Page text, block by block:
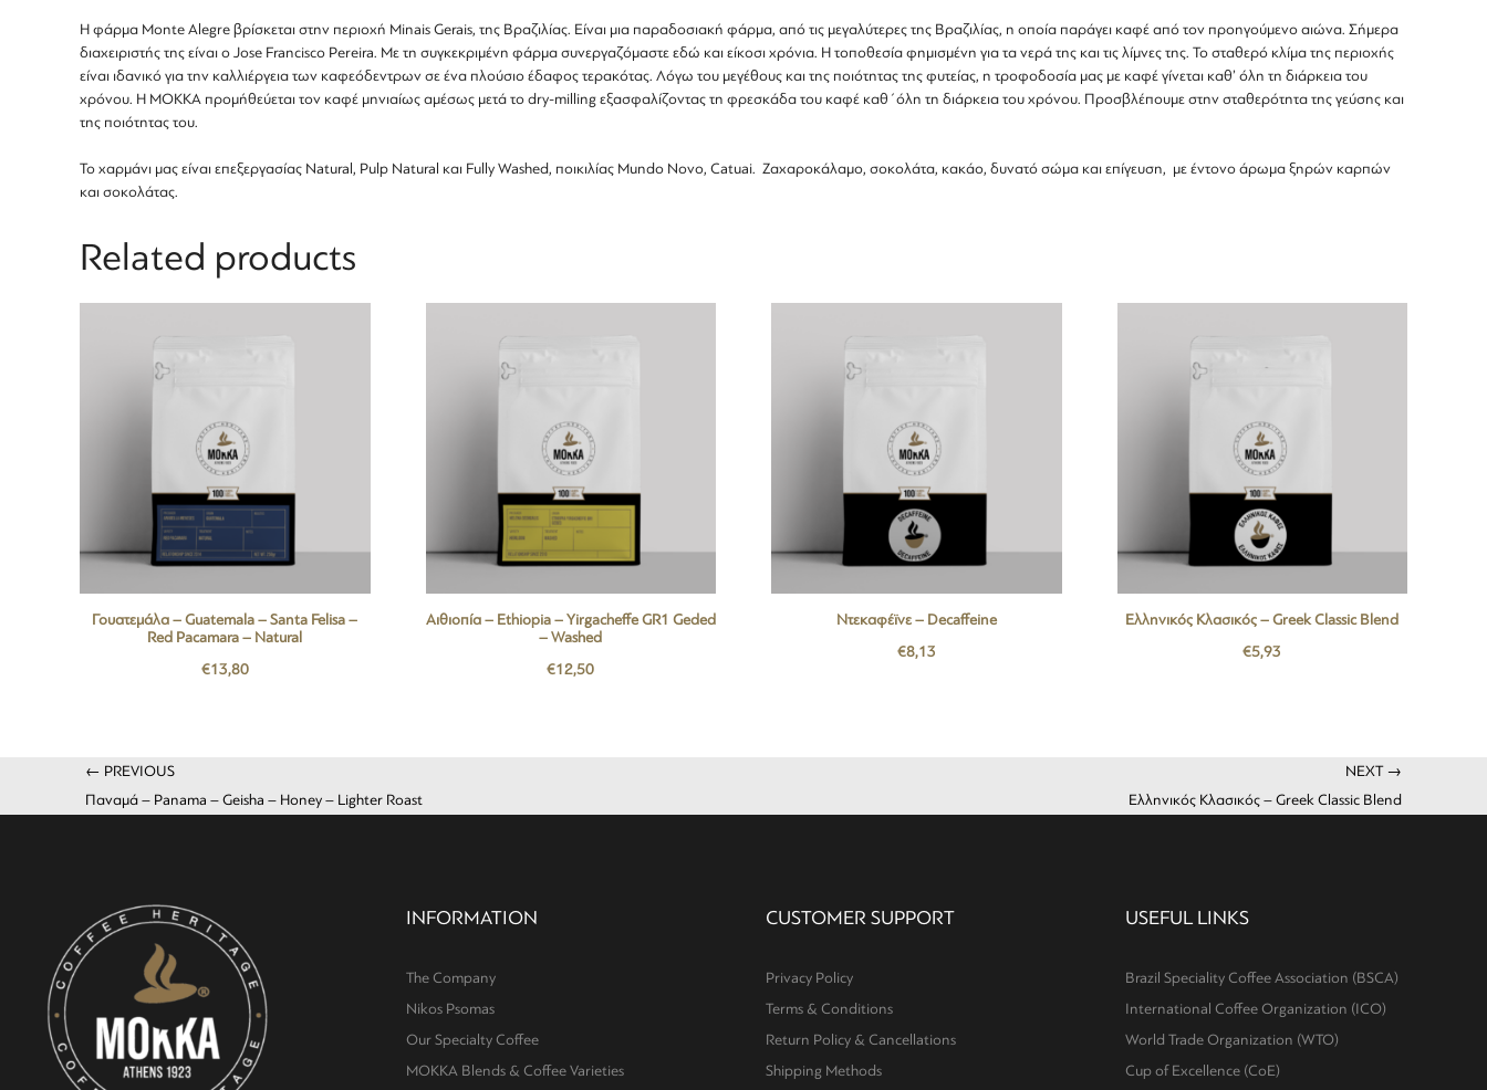
Η φάρμα Monte Alegre βρίσκεται στην περιοχή Minais Gerais, της Βραζιλίας. Είναι μια παραδοσιακή φάρμα, από τις μεγαλύτερες της Βραζιλίας, η οποία παράγει καφέ από τον προηγούμενο αιώνα. Σήμερα
διαχειριστής της είναι ο Jose Francisco Pereira. Με τη συγκεκριμένη φάρμα συνεργαζόμαστε εδώ και είκοσι χρόνια. Η τοποθεσία φημισμένη για τα νερά της και τις λίμνες της. To σταθερό κλίμα της περιοχής
είναι ιδανικό για την καλλιέργεια των καφεόδεντρων σε ένα πλούσιο έδαφος τερακότας. Λόγω του μεγέθους και της ποιότητας της φυτείας, η τροφοδοσία μας με καφέ γίνεται καθ’ όλη τη διάρκεια του
χρόνου. Η ΜΟΚΚΑ προμήθεύεται τον καφέ μηνιαίως αμέσως μετά το dry-milling εξασφαλίζοντας τη φρεσκάδα του καφέ καθ΄όλη τη διάρκεια του χρόνου. Προσβλέπουμε στην σταθερότητα της γεύσης και
της ποιότητας του.
Το χαρμάνι μας είναι επεξεργασίας Natural, Pulp Natural και Fully Washed, ποικιλίας Mundo Novo, Catuai. Ζαχαροκάλαμο, σοκολάτα, κακάο, δυνατό σώμα και επίγευση, με έντονο άρωμα ξηρών καρπών
και σοκολάτας.
Related products
Γουατεμάλα – Guatemala – Santa Felisa –
Red Pacamara – Natural
€13,80
Αιθιοπία – Ethiopia – Yirgacheffe GR1 Geded
– Washed
€12,50
Ντεκαφέϊνε – Decaffeine
€8,13
Ελληνικός Κλασικός – Greek Classic Blend
€5,93
← PREVIOUS
Παναμά – Panama – Geisha – Honey – Lighter Roast
NEXT →
Ελληνικός Κλασικός – Greek Classic Blend
INFORMATION
The Company
Nikos Psomas
Our Specialty Coffee
MOKKA Blends & Coffee Varieties
CUSTOMER SUPPORT
Privacy Policy
Terms & Conditions
Return Policy & Cancellations
Shipping Methods
USEFUL LINKS
Brazil Speciality Coffee Association (BSCA)
International Coffee Organization (ICO)
World Trade Organization (WTO)
Cup of Excellence (CoE)